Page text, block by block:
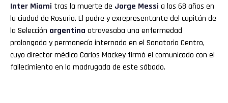
Inter Miami tras la muerte de Jorge Messi a los 68 años en
la ciudad de Rosario. El padre y exrepresentante del capitán de
la Selección argentina atravesaba una enfermedad
prolongada y permanecía internado en el Sanatorio Centro,
cuyo director médico Carlos Mackey firmó el comunicado con el
fallecimiento en la madrugada de este sábado.